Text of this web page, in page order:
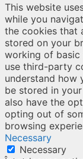
This website
while you
the cookies that
stored on your
working of basic
use third-party
understand how
be stored in
also have the
opting out of
browsing
Necessary
Necessary